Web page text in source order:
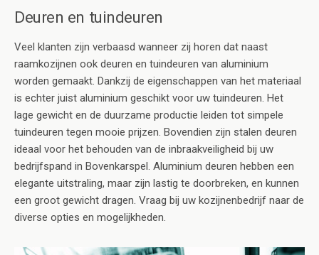
Deuren en tuindeuren
Veel klanten zijn verbaasd wanneer zij horen dat naast
raamkozijnen ook deuren en tuindeuren van aluminium
worden gemaakt. Dankzij de eigenschappen van het materiaal
is echter juist aluminium geschikt voor uw tuindeuren. Het
lage gewicht en de duurzame productie leiden tot simpele
tuindeuren tegen mooie prijzen. Bovendien zijn stalen deuren
ideaal voor het behouden van de inbraakveiligheid bij uw
bedrijfspand in Bovenkarspel. Aluminium deuren hebben een
elegante uitstraling, maar zijn lastig te doorbreken, en kunnen
een groot gewicht dragen. Vraag bij uw kozijnenbedrijf naar de
diverse opties en mogelijkheden.